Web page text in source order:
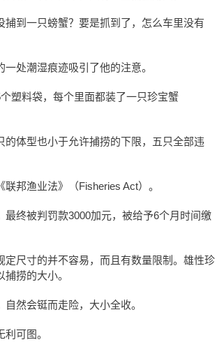
到一只螃蟹？要是抓到了，怎么车里没有
处潮湿痕迹吸引了他的注意。
塑料袋，每个里面都装了一只珍宝蟹
体型也小于允许捕捞的下限，五只全部违
邦渔业法》（Fisheries Act）。
最终被判罚款3000加元，被给予6个月时间缴
尺寸的并不容易，而且有数量限制。雄性珍
捞的大小。
然会铤而走险，大小全收。
可图。